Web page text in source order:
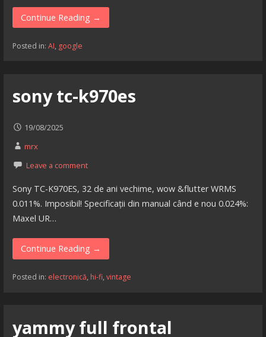
Continue Reading →
Posted in: AI, google
sony tc-k970es
19/08/2025
mrx
Leave a comment
Sony TC-K970ES, 32 de ani vechime, wow &flutter WRMS
0.011%. Imposibil! Specificații din manual când e nou 0.024%:
Maxel UR…
Continue Reading →
Posted in: electronică, hi-fi, vintage
yammy full frontal